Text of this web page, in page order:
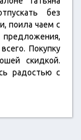
без
поила чаем с
Покупку
скидкой.
радостью с